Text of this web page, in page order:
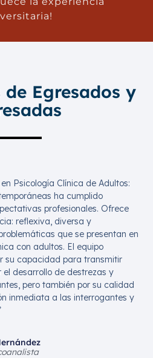
Egresados y
Psicología Clínica de Adultos:
ha cumplido
profesionales. Ofrece
reflexiva, diversa y
que se presentan en
con adultos. El equipo
su capacidad para transmitir
desarrollo de destrezas y
pero también por su calidad
inmediata a las interrogantes y